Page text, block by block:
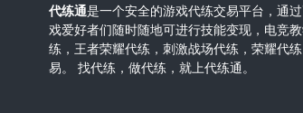
代练通是一个安全的游戏代练交易平台，通
戏爱好者们随时随地可进行技能变现，电竞
练，王者荣耀代练，刺激战场代练，荣耀代
易。 找代练，做代练，就上代练通。